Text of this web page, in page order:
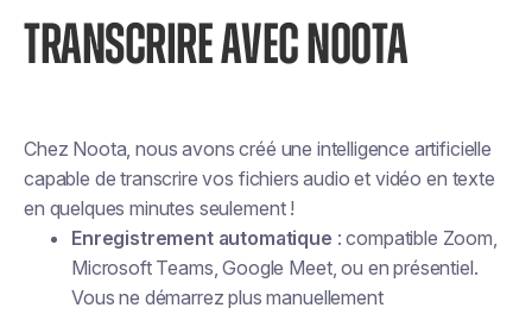
TRANSCRIRE AVEC NOOTA
Chez Noota, nous avons créé une intelligence artificielle
capable de transcrire vos fichiers audio et vidéo en texte
en quelques minutes seulement !
Enregistrement automatique : compatible Zoom,
Microsoft Teams, Google Meet, ou en présentiel.
Vous ne démarrez plus manuellement